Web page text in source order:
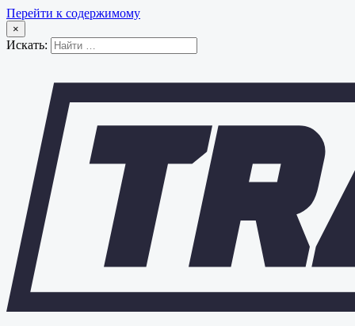
Перейти к содержимому
×
Искать: